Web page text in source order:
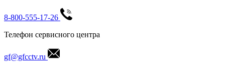
8-800-555-17-26
Телефон сервисного центра
gf@gfcctv.ru